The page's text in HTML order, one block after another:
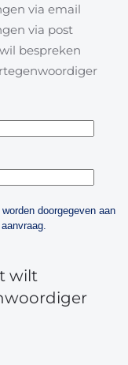
via email
via post
bespreken
doorgegeven aan
wilt